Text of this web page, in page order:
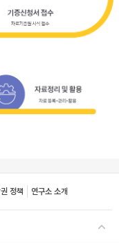
정책 연구소 소개